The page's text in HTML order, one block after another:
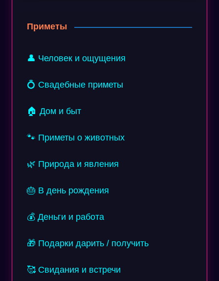
Приметы
👤 Человек и ощущения
💍 Свадебные приметы
🏠 Дом и быт
🐾 Приметы о животных
🌿 Природа и явления
🎂 В день рождения
💰 Деньги и работа
🎁 Подарки дарить / получить
🥰 Свидания и встречи